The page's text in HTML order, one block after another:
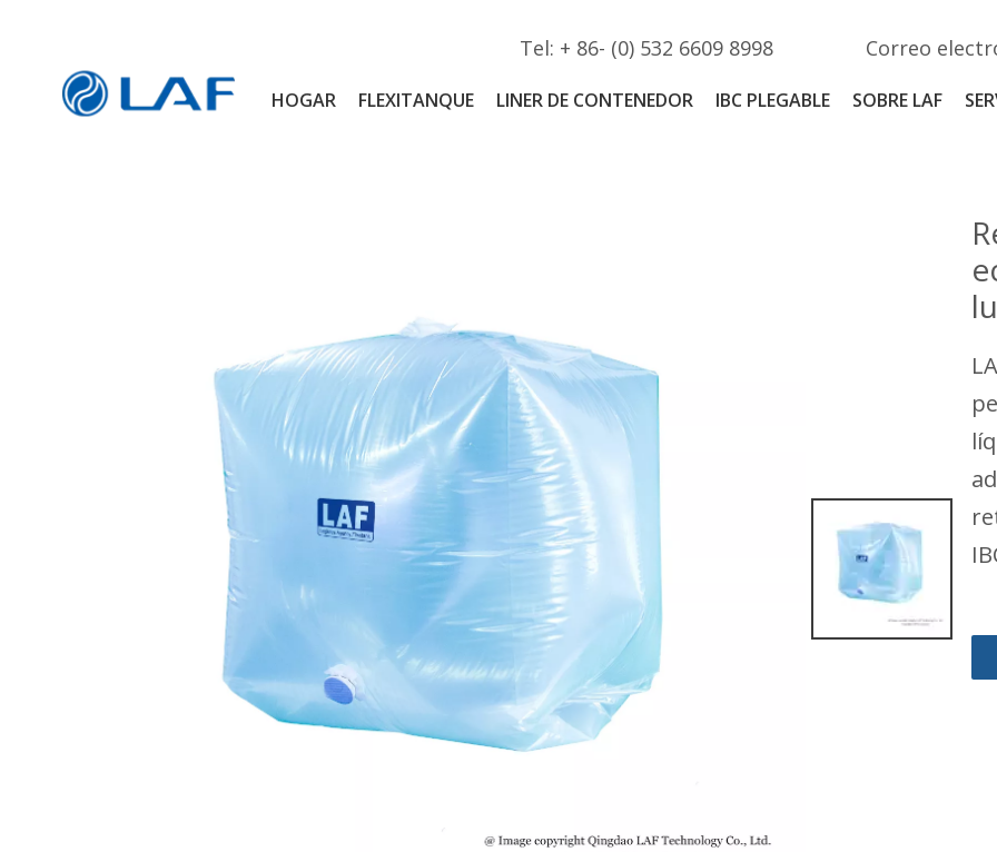
Tel: + 86- (0) 532 6609 8998 Correo
HOGAR FLEXITANQUE LINER DE CONTENEDOR IBC PLEGABLE SOBRE LAF